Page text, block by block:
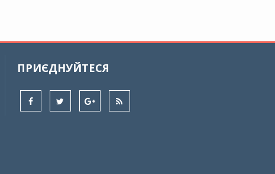
ПРИЄДНУЙТЕСЯ